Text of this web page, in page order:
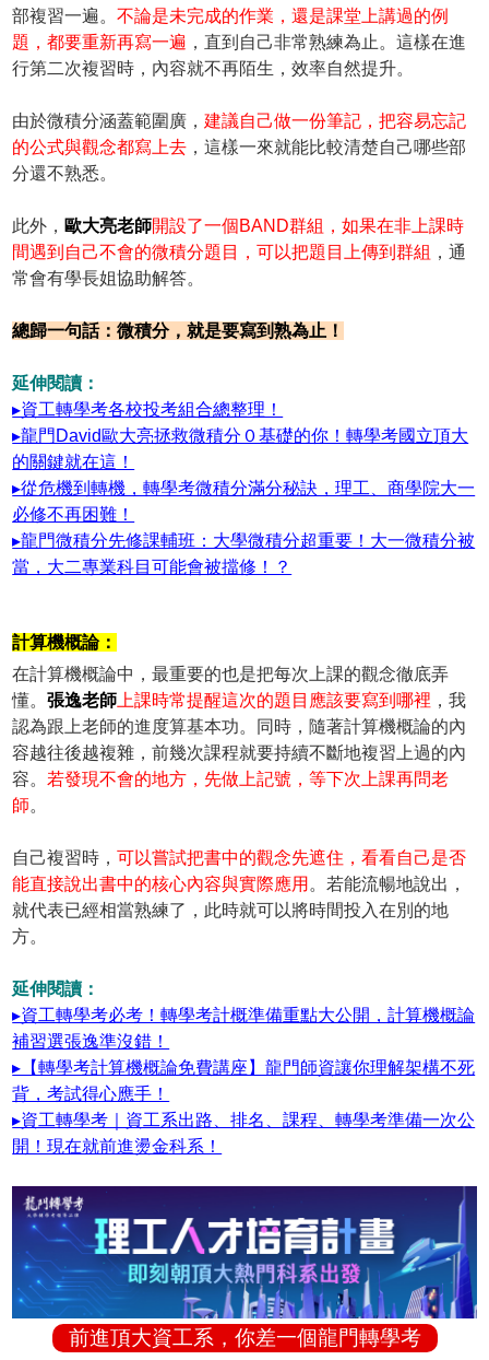
部複習一遍。不論是未完成的作業，還是課堂上講過的例
題，都要重新再寫一遍 ，直到自己非常熟練為止。這樣在進
行第二次複習時，內容就不再陌生，效率自然提升。
由於微積分涵蓋範圍廣，建議自己做一份筆記，把容易忘記
的公式與觀念都寫上去 ，這樣一來就能比較清楚自己哪些部
分還不熟悉。
此外， 歐大亮老師開設了一個BAND群組，如果在非上課時
間遇到自己不會的微積分題目，可以把題目上傳到群組 ，通
常會有學長姐協助解答。
總歸一句話：微積分，就是要寫到熟為止！
延伸閱讀：
▸資工轉學考各校投考組合總整理！
▸龍門David歐大亮拯救微積分０基礎的你！轉學考國立頂大
的關鍵就在這！
▸從危機到轉機，轉學考微積分滿分秘訣，理工、商學院大一
必修不再困難！
▸龍門微積分先修課輔班：大學微積分超重要！大一微積分被
當，大二專業科目可能會被擋修！？
計算機概論：
在計算機概論中，最重要的也是把每次上課的觀念徹底弄
懂。張逸老師 上課時常提醒這次的題目應該要寫到哪裡 ，我
認為跟上老師的進度算基本功。同時，隨著計算機概論的內
容越往後越複雜，前幾次課程就要持續不斷地複習上過的內
容。 若發現不會的地方，先做上記號，等下次上課再問老
師。
自己複習時，可以嘗試把書中的觀念先遮住，看看自己是否
能直接說出書中的核心內容與實際應用 。若能流暢地說出，
就代表已經相當熟練了，此時就可以將時間投入在別的地
方。
延伸閱讀：
▸資工轉學考必考！轉學考計概準備重點大公開，計算機概論
補習選張逸準沒錯！
▸【轉學考計算機概論免費講座】龍門師資讓你理解架構不死
背，考試得心應手！
▸資工轉學考｜資工系出路、排名、課程、轉學考準備一次公
開！現在就前進燙金科系！
前進頂大資工系，你差一個龍門轉學考